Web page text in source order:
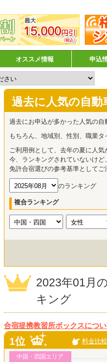
オススメ情報 申込
過去に人気の自
過去にお申込が多かった人気の自
もちろん、地域別、性別、職業タ
ご利用例として、去年の夏に人
今、ランキングされていないけ
免許合宿選びの参考基準としてご
のランキング
複合ランキング
2023年01月
キング
合宿提携教習所ボックスにつ
1位 料金比
中国・四国エリア